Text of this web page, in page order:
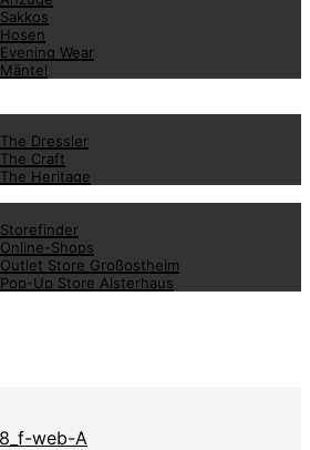
Sakkos
Hosen
Evening Wear
Mäntel
The Dressler
The Craft
The Heritage
Storefinder
Online-Shops
Outlet Store Großostheim
Pop-Up Store Alsterhaus